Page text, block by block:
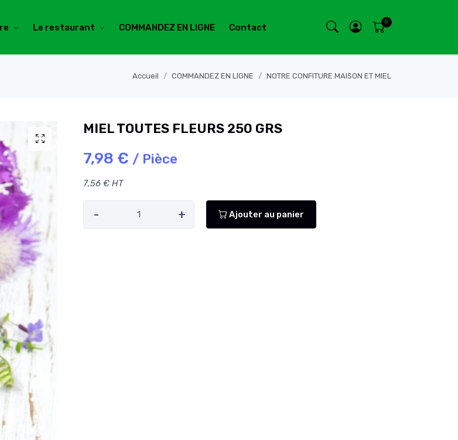
Le restaurant COMMANDEZ EN LIGNE Contact
Accueil COMMANDEZ EN LIGNE NOTRE CONFITURE MAISON ET MIEL
MIEL TOUTES FLEURS 250 GRS
7,98 € / Pièce
7,56 € HT
- + Ajouter au panier